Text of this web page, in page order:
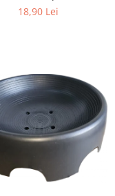
18,90 Lei